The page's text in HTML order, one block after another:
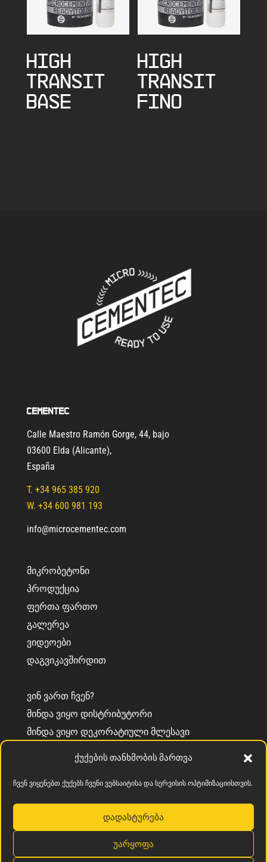
ქუქების თანხმობის მართვა
ჩვენ ვიყენებთ ქუქებს ჩვენი ვებსაიტისა და სერვისის ოპტიმიზაციისთვის.
დადასტურება
უარყოფა
HIGH
TRANSIT
BASE
HIGH
TRANSIT
FINO
Cementec
Calle Maestro Ramón Gorge, 44, bajo
03600 Elda (Alicante),
España
T. +34 965 385 920
W. +34 600 981 193
info@microcementec.com
ᲛᲘᲙᲠᲝᲑᲔᲢᲝᲜᲘ
ᲞᲠᲝᲓᲣᲥᲪᲘᲐ
ᲤᲔᲠᲗᲐ ᲤᲐᲠᲗᲝ
ᲒᲐᲚᲔᲠᲔᲐ
ᲕᲘᲓᲔᲝᲔᲑᲘ
ᲓᲐᲒᲕᲘᲙᲐᲕᲨᲘᲠᲓᲘᲗ
ᲕᲘᲜ ᲕᲐᲠᲗ ᲩᲕᲔᲜ?
ᲛᲘᲜᲓᲐ ᲕᲘᲧᲝ ᲓᲘᲡᲢᲠᲘᲑᲣᲢᲝᲠᲘ
ᲛᲘᲜᲓᲐ ᲕᲘᲧᲝ ᲓᲔᲙᲝᲠᲐᲢᲘᲣᲚᲘ ᲛᲚᲔᲡᲐᲕᲘ
კონფიდენციალურობის პოლიტიკა